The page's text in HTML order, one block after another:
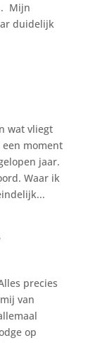
Mijn
duidelijk
wat vliegt
moment
jaar.
Waar ik
precies
van
op